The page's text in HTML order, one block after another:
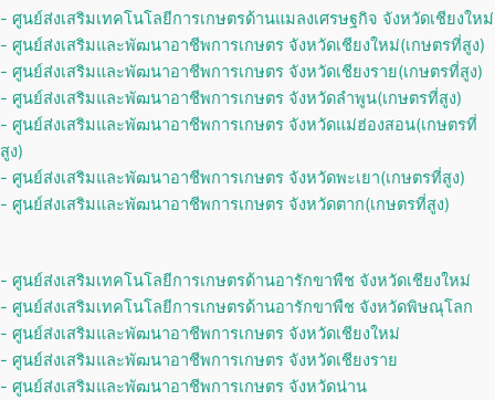
- ศูนย์ส่งเสริมเทคโนโลยีการเกษตรด้านแมลงเศรษฐกิจ จังหวัดเชียงใหม่
- ศูนย์ส่งเสริมและพัฒนาอาชีพการเกษตร จังหวัดเชียงใหม่(เกษตรที่สูง)
- ศูนย์ส่งเสริมและพัฒนาอาชีพการเกษตร จังหวัดเชียงราย(เกษตรที่สูง)
- ศูนย์ส่งเสริมและพัฒนาอาชีพการเกษตร จังหวัดลำพูน(เกษตรที่สูง)
- ศูนย์ส่งเสริมและพัฒนาอาชีพการเกษตร จังหวัดแม่ฮ่องสอน(เกษตรที่
สูง)
- ศูนย์ส่งเสริมและพัฒนาอาชีพการเกษตร จังหวัดพะเยา(เกษตรที่สูง)
- ศูนย์ส่งเสริมและพัฒนาอาชีพการเกษตร จังหวัดตาก(เกษตรที่สูง)
- ศูนย์ส่งเสริมเทคโนโลยีการเกษตรด้านอารักขาพืช จังหวัดเชียงใหม่
- ศูนย์ส่งเสริมเทคโนโลยีการเกษตรด้านอารักขาพืช จังหวัดพิษณุโลก
- ศูนย์ส่งเสริมและพัฒนาอาชีพการเกษตร จังหวัดเชียงใหม่
- ศูนย์ส่งเสริมและพัฒนาอาชีพการเกษตร จังหวัดเชียงราย
- ศูนย์ส่งเสริมและพัฒนาอาชีพการเกษตร จังหวัดน่าน